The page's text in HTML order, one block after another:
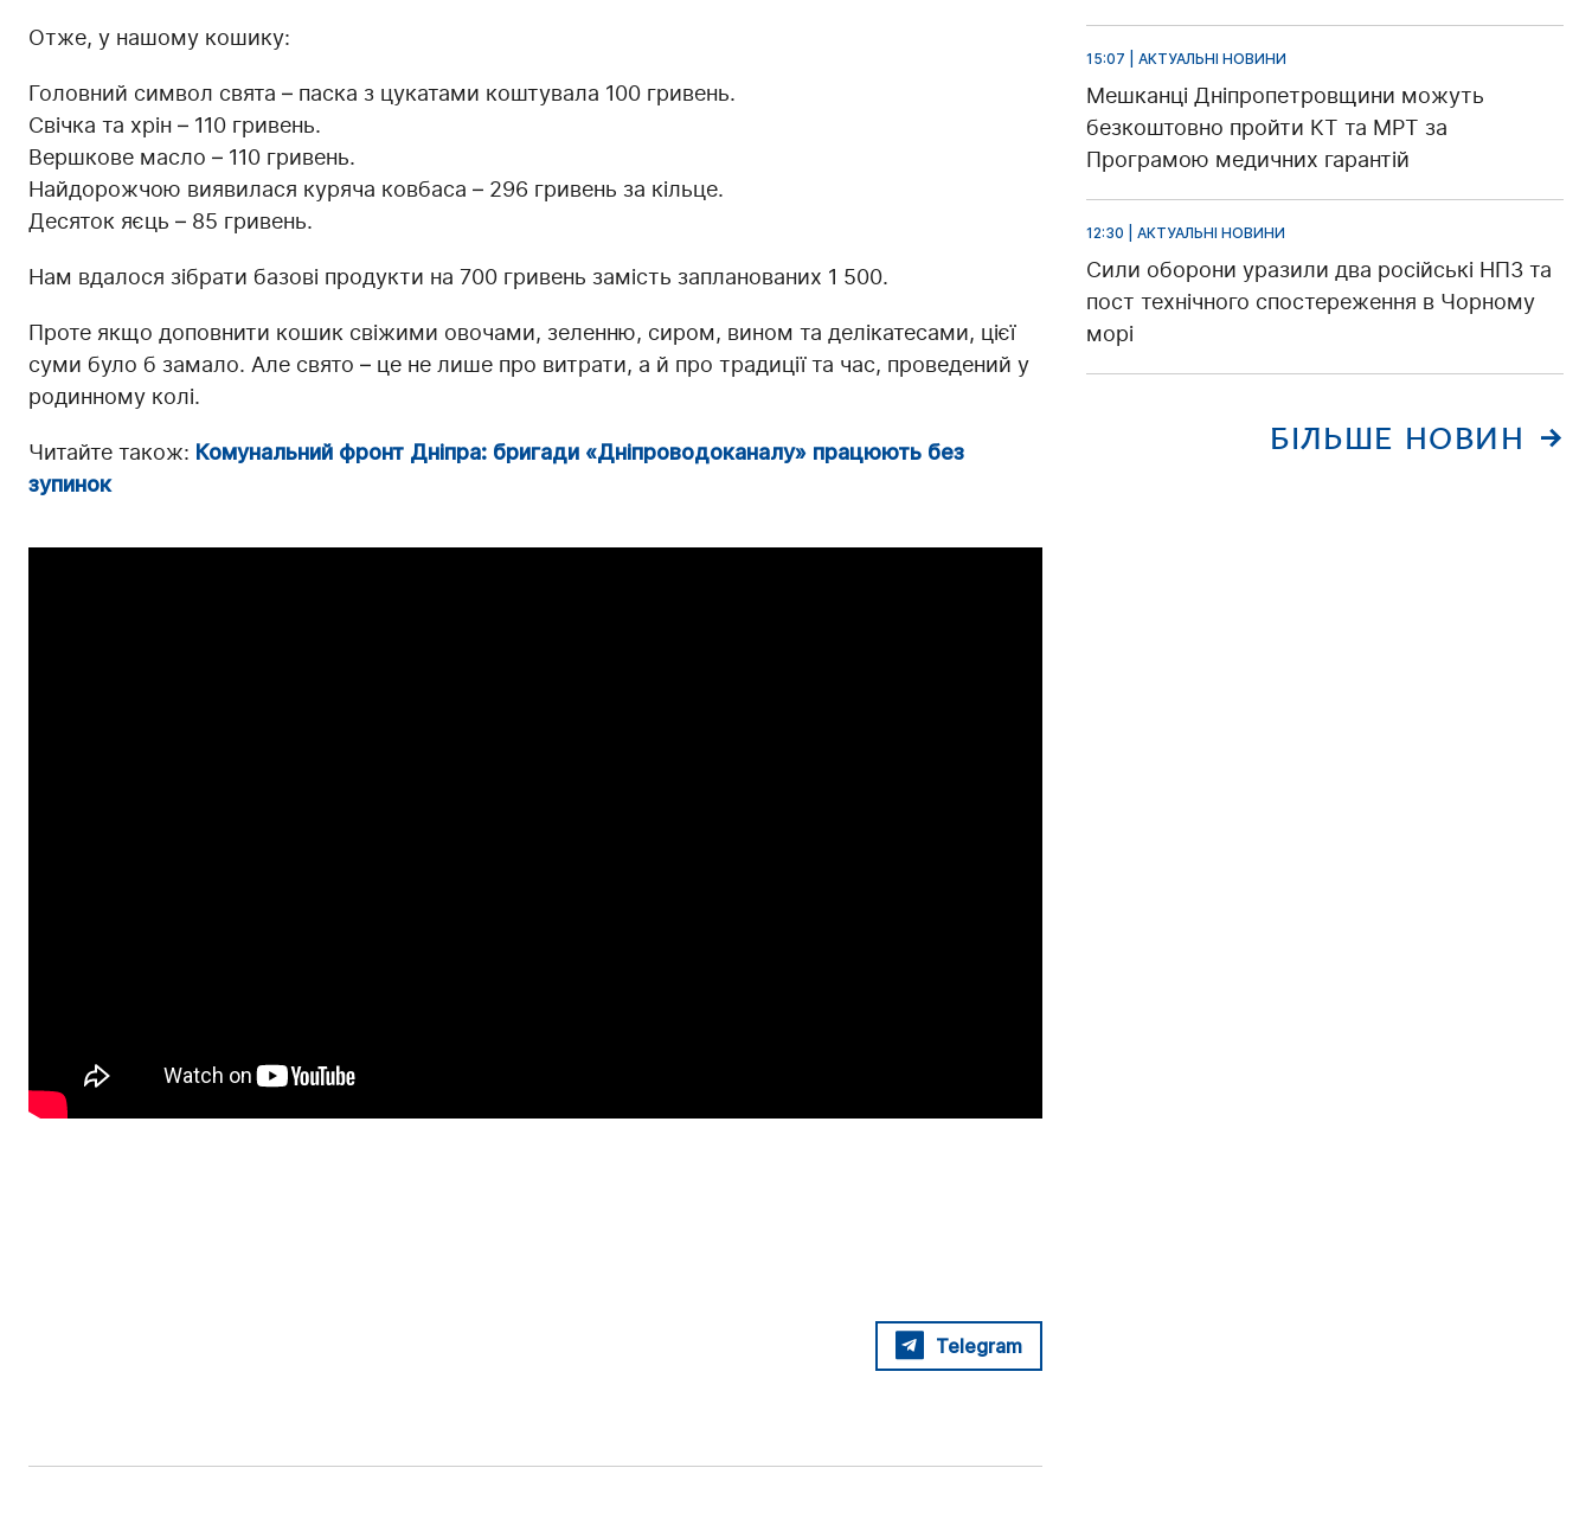
Отже, у нашому кошику:
Головний символ свята – паска з цукатами коштувала 100 гривень.
Свічка та хрін – 110 гривень.
Вершкове масло – 110 гривень.
Найдорожчою виявилася куряча ковбаса – 296 гривень за кільце.
Десяток яєць – 85 гривень.
Нам вдалося зібрати базові продукти на 700 гривень замість запланованих 1 500.
Проте якщо доповнити кошик свіжими овочами, зеленню, сиром, вином та делікатесами, цієї
суми було б замало. Але свято – це не лише про витрати, а й про традиції та час, проведений у
родинному колі.
Читайте також: Комунальний фронт Дніпра: бригади «Дніпроводоканалу» працюють без
зупинок
Telegram
15:07 | АКТУАЛЬНІ НОВИНИ
Мешканці Дніпропетровщини можуть
безкоштовно пройти КТ та МРТ за
Програмою медичних гарантій
12:30 | АКТУАЛЬНІ НОВИНИ
Сили оборони уразили два російські НПЗ та
пост технічного спостереження в Чорному
морі
БІЛЬШЕ НОВИН